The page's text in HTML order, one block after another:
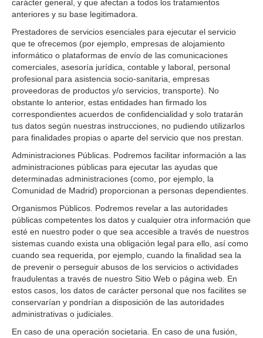
carácter general, y que afectan a todos los tratamientos
anteriores y su base legitimadora.
Prestadores de servicios esenciales para ejecutar el servicio
que te ofrecemos (por ejemplo, empresas de alojamiento
informático o plataformas de envío de las comunicaciones
comerciales, asesoría jurídica, contable y laboral, personal
profesional para asistencia socio-sanitaria, empresas
proveedoras de productos y/o servicios, transporte). No
obstante lo anterior, estas entidades han firmado los
correspondientes acuerdos de confidencialidad y solo tratarán
tus datos según nuestras instrucciones, no pudiendo utilizarlos
para finalidades propias o aparte del servicio que nos prestan.
Administraciones Públicas. Podremos facilitar información a las
administraciones públicas para ejecutar las ayudas que
determinadas administraciones (como, por ejemplo, la
Comunidad de Madrid) proporcionan a personas dependientes.
Organismos Públicos. Podremos revelar a las autoridades
públicas competentes los datos y cualquier otra información que
esté en nuestro poder o que sea accesible a través de nuestros
sistemas cuando exista una obligación legal para ello, así como
cuando sea requerida, por ejemplo, cuando la finalidad sea la
de prevenir o perseguir abusos de los servicios o actividades
fraudulentas a través de nuestro Sitio Web o página web. En
estos casos, los datos de carácter personal que nos facilites se
conservarían y pondrían a disposición de las autoridades
administrativas o judiciales.
En caso de una operación societaria. En caso de una fusión,